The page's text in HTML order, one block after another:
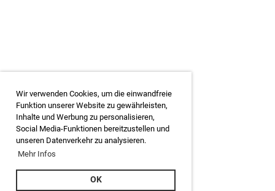
Wir verwenden Cookies, um die einwandfreie
Funktion unserer Website zu gewährleisten,
Inhalte und Werbung zu personalisieren,
Social Media-Funktionen bereitzustellen und
unseren Datenverkehr zu analysieren.
Mehr Infos
OK
interner
Bereich:
so
gehts...